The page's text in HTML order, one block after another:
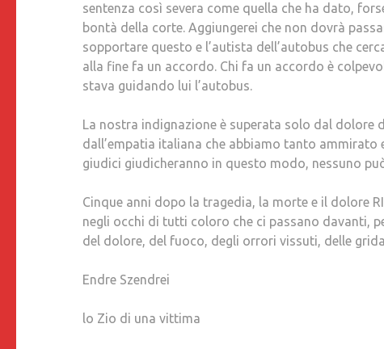
sentenza così severa come quella che ha dato,
bontà della corte. Aggiungerei che non dovrà
sopportare questo e l’autista dell’autobus che
alla fine fa un accordo. Chi fa un accordo è
stava guidando lui l’autobus.
La nostra indignazione è superata solo dal
dall’empatia italiana che abbiamo tanto
giudici giudicheranno in questo modo, nessuno
Cinque anni dopo la tragedia, la morte e il dolore
negli occhi di tutti coloro che ci passano davanti,
del dolore, del fuoco, degli orrori vissuti, delle
Endre Szendrei
lo Zio di una vittima